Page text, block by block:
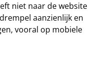
niet naar de website
aanzienlijk en
vooral op mobiele